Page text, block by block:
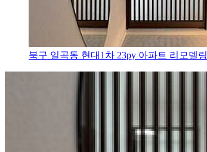
북구 일곡동 현대1차 23py 아파트 리모델링